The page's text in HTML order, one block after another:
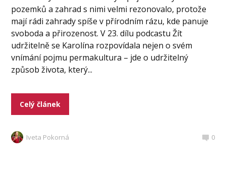
pozemků a zahrad s nimi velmi rezonovalo, protože
mají rádi zahrady spíše v přírodním rázu, kde panuje
svoboda a přirozenost. V 23. dílu podcastu Žít
udržitelně se Karolína rozpovídala nejen o svém
vnímání pojmu permakultura – jde o udržitelný
způsob života, který...
Celý článek
Iveta Pokorná 0